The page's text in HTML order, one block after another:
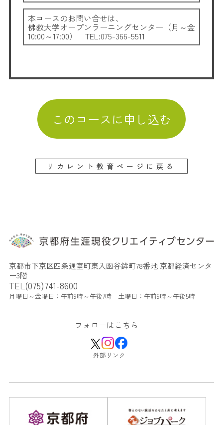
本コースのお問い合せは、
佛教大学オープンラーニングセンター（月～金
10:00～17:00） TEL:075-366-5511
このコースに申し込む
リカレント教育ページに戻る
京都市下京区四条通室町東入函谷鉾町78番地 京都経済センタ
ー3階
TEL(075)741-8600
月曜日～金曜日：午前9時～午後7時 土曜日：午前9時～午後5時
フォローはこちら
外部リンク